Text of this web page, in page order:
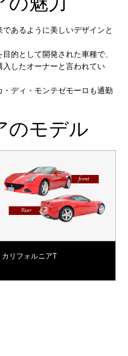
あるように美しいデザインと
的として開発された車種で、
したオーナーと言われてい
ディ・モンテゼモーロも通勤
のモデル
カリフォルニアT